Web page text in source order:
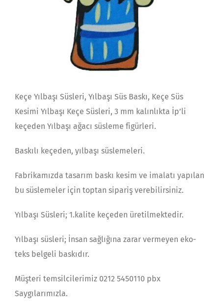
Keçe Yılbaşı Süsleri, Yılbaşı Süs Baskı, Keçe Süs
Kesimi Yılbaşı Keçe Süsleri, 3 mm kalınlıkta İp’li
keçeden Yılbaşı ağacı süsleme figürleri.
Baskılı keçeden, yılbaşı süslemeleri.
Fabrikamızda tasarım baskı kesim ve imalatı yapılan
bu süslemeler için toptan sipariş verebilirsiniz.
Yılbaşı Süsleri; 1.kalite keçeden üretilmektedir.
Yılbaşı süsleri; İnsan sağlığına zarar vermeyen eko-
teks belgeli baskıdır.
Müşteri temsilcilerimiz 0212 5450110 pbx
Saygılarımızla.